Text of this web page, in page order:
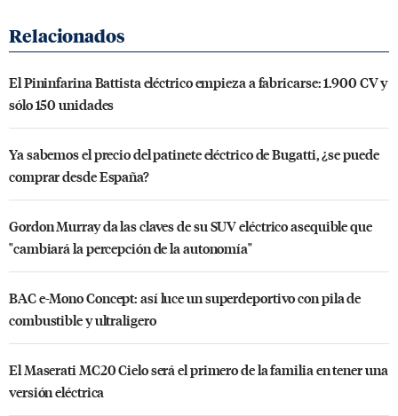
El Pininfarina Battista eléctrico empieza a fabricarse: 1.900 CV y
sólo 150 unidades
Ya sabemos el precio del patinete eléctrico de Bugatti, ¿se puede
comprar desde España?
Gordon Murray da las claves de su SUV eléctrico asequible que
"cambiará la percepción de la autonomía"
BAC e-Mono Concept: así luce un superdeportivo con pila de
combustible y ultraligero
El Maserati MC20 Cielo será el primero de la familia en tener una
versión eléctrica